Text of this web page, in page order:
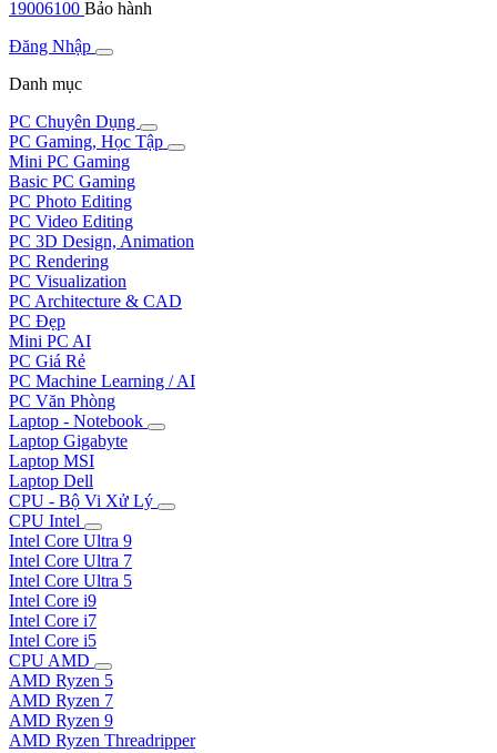
19006100 Bảo hành
Đăng Nhập
Danh mục
PC Chuyên Dụng
PC Gaming, Học Tập
Mini PC Gaming
Basic PC Gaming
PC Photo Editing
PC Video Editing
PC 3D Design, Animation
PC Rendering
PC Visualization
PC Architecture & CAD
PC Đẹp
Mini PC AI
PC Giá Rẻ
PC Machine Learning / AI
PC Văn Phòng
Laptop - Notebook
Laptop Gigabyte
Laptop MSI
Laptop Dell
CPU - Bộ Vi Xử Lý
CPU Intel
Intel Core Ultra 9
Intel Core Ultra 7
Intel Core Ultra 5
Intel Core i9
Intel Core i7
Intel Core i5
CPU AMD
AMD Ryzen 5
AMD Ryzen 7
AMD Ryzen 9
AMD Ryzen Threadripper